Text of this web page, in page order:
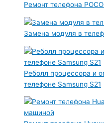
Ремонт телефона
Замена модуля в
Реболл процессора и
телефоне Samsung S21